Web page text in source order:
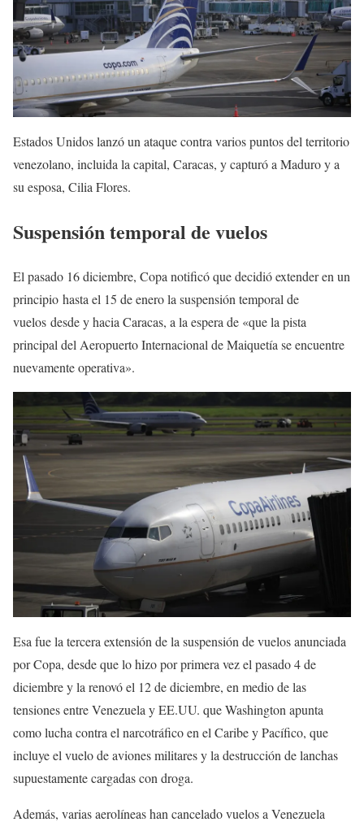
Estados Unidos lanzó un ataque contra varios puntos del territorio
venezolano, incluida la capital, Caracas, y capturó a Maduro y a
su esposa, Cilia Flores.
Suspensión temporal de vuelos
El pasado 16 diciembre, Copa notificó que decidió extender en un
principio hasta el 15 de enero la suspensión temporal de
vuelos desde y hacia Caracas, a la espera de «que la pista
principal del Aeropuerto Internacional de Maiquetía se encuentre
nuevamente operativa».
Esa fue la tercera extensión de la suspensión de vuelos anunciada
por Copa, desde que lo hizo por primera vez el pasado 4 de
diciembre y la renovó el 12 de diciembre, en medio de las
tensiones entre Venezuela y EE.UU. que Washington apunta
como lucha contra el narcotráfico en el Caribe y Pacífico, que
incluye el vuelo de aviones militares y la destrucción de lanchas
supuestamente cargadas con droga.
Además, varias aerolíneas han cancelado vuelos a Venezuela